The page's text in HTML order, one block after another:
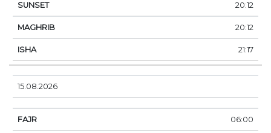
20:12
20:12
21:17
15.08.2026
06:00